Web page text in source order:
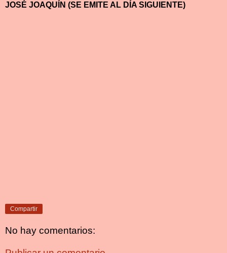
JOSÉ JOAQUÍN (SE EMITE AL DÍA SIGUIENTE)
Compartir
No hay comentarios: